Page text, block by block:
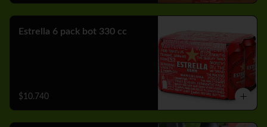
Estrella 6 pack bot 330 cc
$10.740